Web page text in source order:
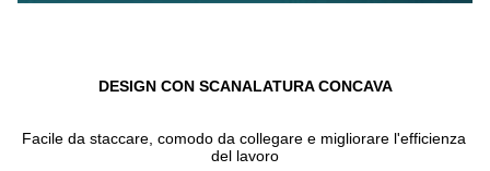
DESIGN CON SCANALATURA CONCAVA
Facile da staccare, comodo da collegare e migliorare l'efficienza
del lavoro